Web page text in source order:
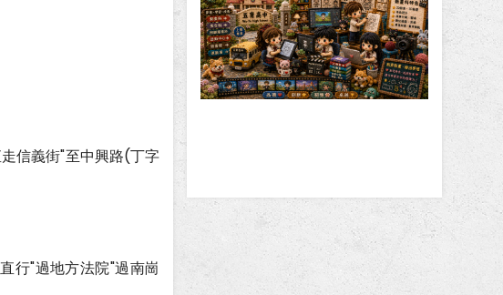
信義街"至中興路(丁字
行"過地方法院"過南崗